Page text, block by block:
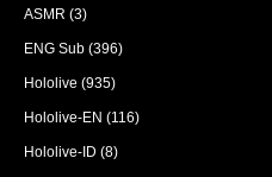
ASMR (3)
ENG Sub (396)
Hololive (935)
Hololive-EN (116)
Hololive-ID (8)